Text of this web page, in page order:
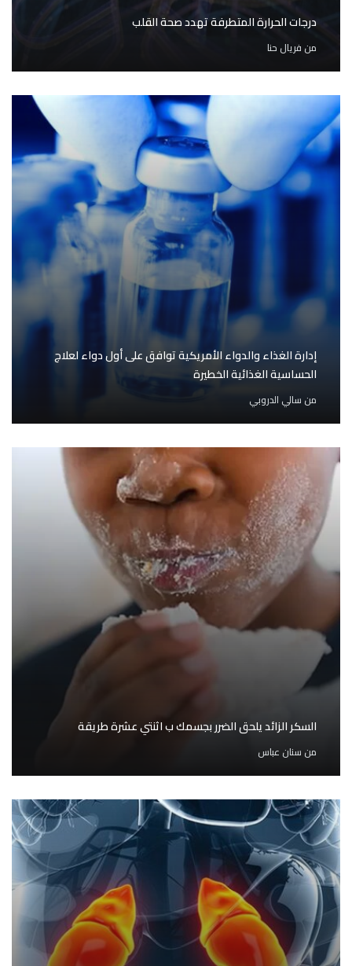
درجات الحرارة المتطرفة تهدد صحة القلب
من فريال حنا
إدارة الغذاء والدواء الأمريكية توافق على أول دواء لعلاج
الحساسية الغذائية الخطيرة
من سالي الدروبي
السكر الزائد يلحق الضرر بجسمك ب اثنتي عشرة طريقة
من سنان عباس